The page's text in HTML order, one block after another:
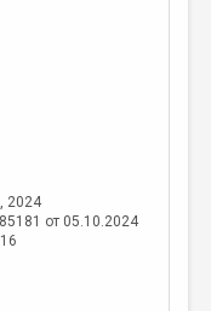
2024
от 05.10.2024